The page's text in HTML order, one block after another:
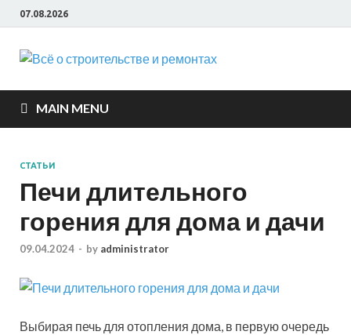
07.08.2026
Всё о
MAIN MENU
СТАТЬИ
Печи длительного
горения для дома и дачи
09.04.2024 - by administrator
Выбирая печь для отопления дома, в первую очередь